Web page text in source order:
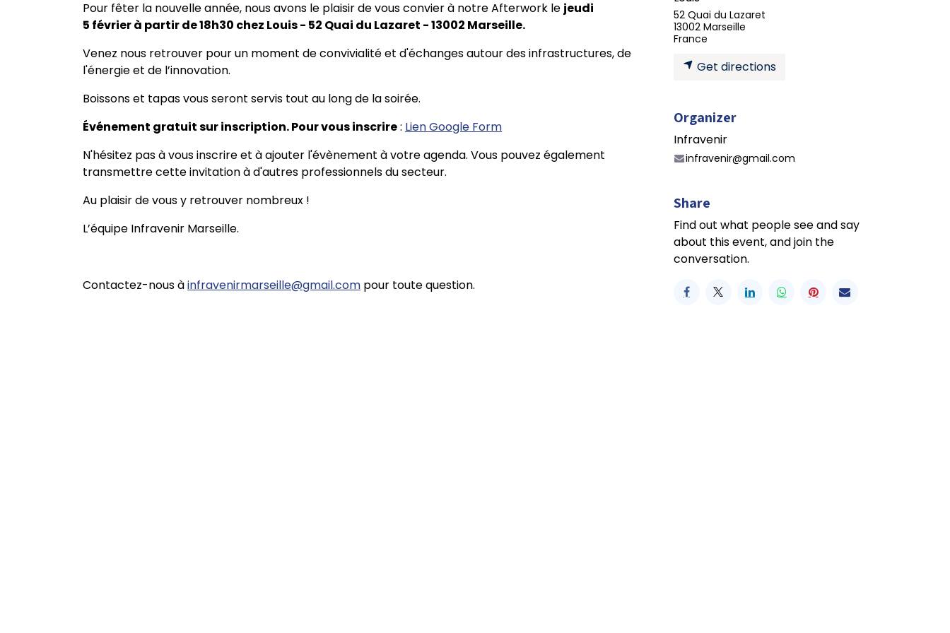
Pour fêter la nouvelle année, nous avons le plaisir de vous convier à notre Afterwork le jeudi
5 février à partir de 18h30 chez Louis - 52 Quai du Lazaret - 13002 Marseille.
Venez nous retrouver pour un moment de convivialité et d'échanges autour des infrastructures, de
l'énergie et de l’innovation.
Boissons et tapas vous seront servis tout au long de la soirée.
Événement gratuit sur inscription. Pour vous inscrire: Lien Google Form
N'hésitez pas à vous inscrire et à ajouter l'évènement à votre agenda. Vous pouvez également
transmettre cette invitation à d'autres professionnels du secteur.
Au plaisir de vous y retrouver nombreux !
L’équipe Infravenir Marseille.
Contactez-nous àinfravenirmarseille@gmail.com pour toute question.
52 Quai du Lazaret
13002 Marseille
France
Get directions
Organizer
Infravenir
infravenir@gmail.com
Share
Find out what people see and say
about this event, and join the
conversation.